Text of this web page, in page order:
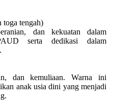
toga tengah)
dan kekuatan dalam
serta dedikasi dalam
dan kemuliaan. Warna ini
anak usia dini yang menjadi